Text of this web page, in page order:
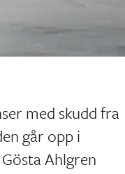
med skudd fra
går opp i
Ahlgren